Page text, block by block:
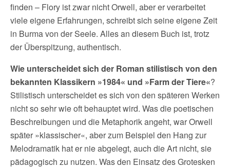
finden – Flory ist zwar nicht Orwell, aber er verarbeitet
viele eigene Erfahrungen, schreibt sich seine eigene Zeit
in Burma von der Seele. Alles an diesem Buch ist, trotz
der Überspitzung, authentisch.
Wie unterscheidet sich der Roman stilistisch von den
bekannten Klassikern »1984« und »Farm der Tiere«?
Stilistisch unterscheidet es sich von den späteren Werken
nicht so sehr wie oft behauptet wird. Was die poetischen
Beschreibungen und die Metaphorik angeht, war Orwell
später »klassischer«, aber zum Beispiel den Hang zur
Melodramatik hat er nie abgelegt, auch die Art nicht, sie
pädagogisch zu nutzen. Was den Einsatz des Grotesken